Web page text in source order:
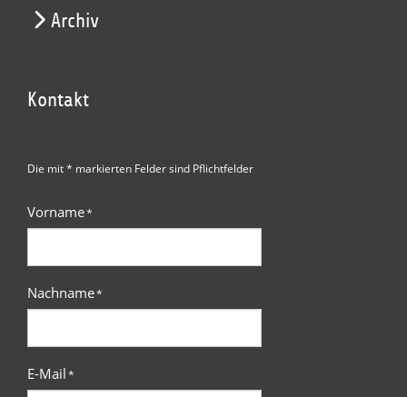
Archiv
Kontakt
Die mit * markierten Felder sind Pflichtfelder
Vorname*
Nachname*
E-Mail*